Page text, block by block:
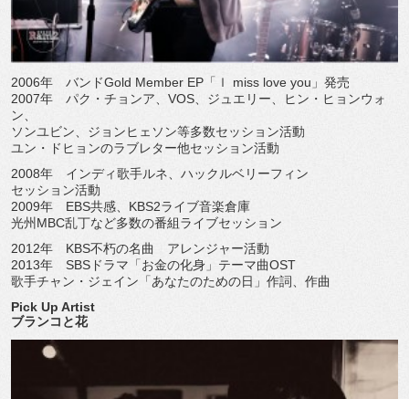
2006年 バンドGold Member EP「ｌ miss love you」発売
2007年 パク・チョンア、VOS、ジュエリー、ヒン・ヒョンウォ
ン、
ソンユビン、ジョンヒェソン等多数セッション活動
ユン・ドヒョンのラブレター他セッション活動
2008年 インディ歌手ルネ、ハックルベリーフィン
セッション活動
2009年 EBS共感、KBS2ライブ音楽倉庫
光州MBC乱丁など多数の番組ライブセッション
2012年 KBS不朽の名曲 アレンジャー活動
2013年 SBSドラマ「お金の化身」テーマ曲OST
歌手チャン・ジェイン「あなたのための日」作詞、作曲
Pick Up Artist
ブランコと花